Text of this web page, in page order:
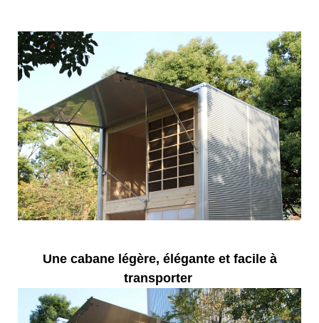
Une cabane légère, élégante et facile à
transporter